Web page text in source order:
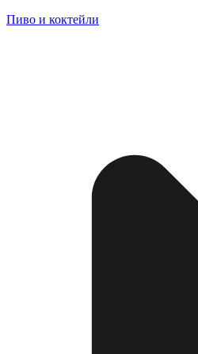
Пиво и коктейли